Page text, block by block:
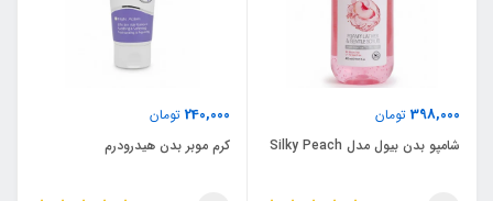
398,000 تومان
شامپو بدن بیول مدل Silky Peach
240,000 تومان
کرم موبر بدن هیدرودرم